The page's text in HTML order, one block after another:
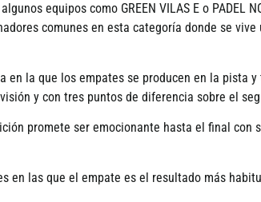
equipos como GREEN VILAS E o PADEL
comunes en esta categorí­a donde se
la que los empates se producen en la
y con tres puntos de diferencia sobre el
promete ser emocionante hasta el final con
en las que el empate es el resultado más